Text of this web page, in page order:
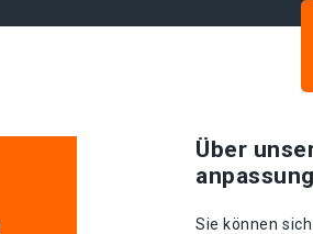
Über
Sie können